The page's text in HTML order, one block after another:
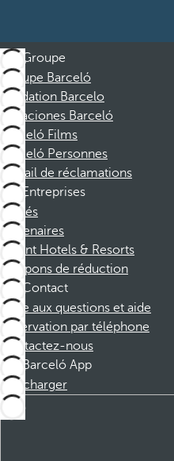
Groupe
Groupe Barceló
Fondation Barcelo
Vacaciones Barceló
Barceló Films
Barceló Personnes
Portail de réclamations
Entreprises
Affiliés
Partenaires
Dorint Hotels & Resorts
Coupons de réduction
Contact
Foire aux questions et aide
Réservation par téléphone
Contactez-nous
Barceló App
Télécharger